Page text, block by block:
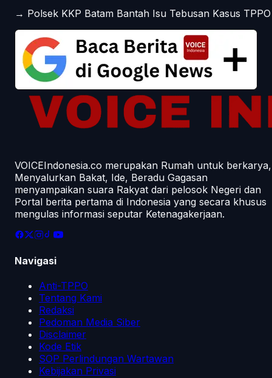
→ Polsek KKP Batam Bantah Isu Tebusan Kasus TPPO
VOICEIndonesia.co merupakan Rumah untuk berkarya,
Menyalurkan Bakat, Ide, Beradu Gagasan
menyampaikan suara Rakyat dari pelosok Negeri dan
Portal berita pertama di Indonesia yang secara khusus
mengulas informasi seputar Ketenagakerjaan.
Navigasi
Anti-TPPO
Tentang Kami
Redaksi
Pedoman Media Siber
Disclaimer
Kode Etik
SOP Perlindungan Wartawan
Kebijakan Privasi